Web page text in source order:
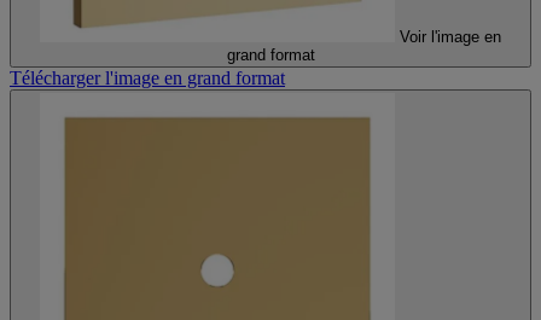
Voir l'image en
grand format
Télécharger l'image en grand format